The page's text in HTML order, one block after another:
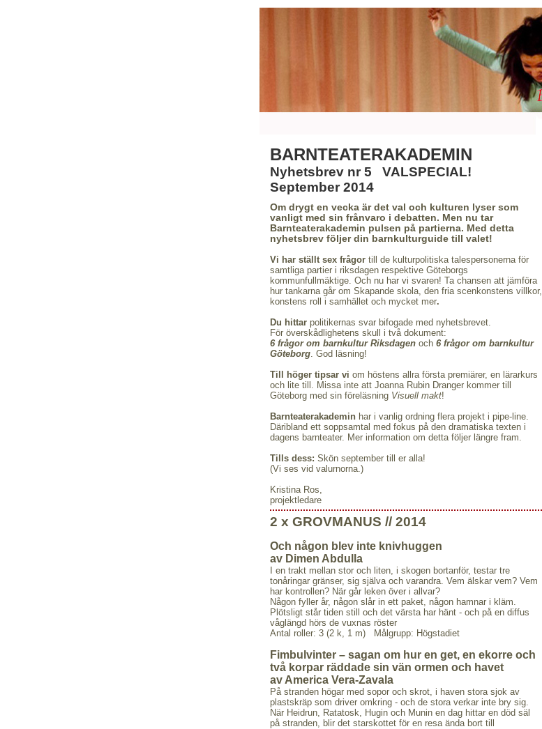
BARNTEATERAKADEMIN
Nyhetsbrev nr 5 VALSPECIAL!
September 2014
Om drygt en vecka är det val och kulturen lyser som
vanligt med sin frånvaro i debatten. Men nu tar
Barnteaterakademin pulsen på partierna. Med detta
nyhetsbrev följer din barnkulturguide till valet!
Vi har ställt sex frågor till de kulturpolitiska talespersonerna för
samtliga partier i riksdagen respektive Göteborgs
kommunfullmäktige. Och nu har vi svaren! Ta chansen att jämföra
hur tankarna går om Skapande skola, den fria scenkonstens villkor,
konstens roll i samhället och mycket mer.
Du hittar politikernas svar bifogade med nyhetsbrevet.
För överskådlighetens skull i två dokument:
6 frågor om barnkultur Riksdagen och 6 frågor om barnkultur
Göteborg. God läsning!
Till höger tipsar vi om höstens allra första premiärer, en lärarkurs
och lite till. Missa inte att Joanna Rubin Dranger kommer till
Göteborg med sin föreläsning Visuell makt!
Barnteaterakademin har i vanlig ordning flera projekt i pipe-line.
Däribland ett soppsamtal med fokus på den dramatiska texten i
dagens barnteater. Mer information om detta följer längre fram.
Tills dess: Skön september till er alla!
(Vi ses vid valurnorna.)
Kristina Ros,
projektledare
2 x GROVMANUS // 2014
Och någon blev inte knivhuggen
av Dimen Abdulla
I en trakt mellan stor och liten, i skogen bortanför, testar tre
tonåringar gränser, sig själva och varandra. Vem älskar vem? Vem
har kontrollen? När går leken över i allvar?
Någon fyller år, någon slår in ett paket, någon hamnar i kläm.
Plötsligt står tiden still och det värsta har hänt - och på en diffus
våglängd hörs de vuxnas röster
Antal roller: 3 (2 k, 1 m) Målgrupp: Högstadiet
Fimbulvinter – sagan om hur en get, en ekorre och
två korpar räddade sin vän ormen och havet
av America Vera-Zavala
På stranden högar med sopor och skrot, i haven stora sjok av
plastskräp som driver omkring - och de stora verkar inte bry sig.
När Heidrun, Ratatosk, Hugin och Munin en dag hittar en död säl
på stranden, blir det starskottet för en resa ända bort till